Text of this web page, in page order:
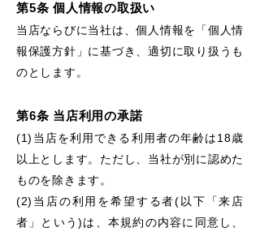
第5条 個人情報の取扱い
当店ならびに当社は、個人情報を「個人情
報保護方針」に基づき、適切に取り扱うも
のとします。
第6条 当店利用の承諾
(1)当店を利用できる利用者の年齢は18歳
以上とします。ただし、当社が別に認めた
ものを除きます。
(2)当店の利用を希望する者(以下「来店
者」という)は、本規約の内容に同意し、